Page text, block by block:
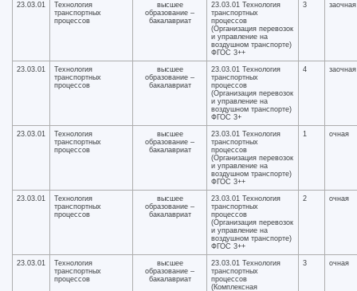
23.03.01
Технология
транспортных
процессов
высшее
образование –
бакалавриат
23.03.01 Технология
транспортных
процессов
(Организация перевозок
и управление на
воздушном транспорте)
ФГОС 3++
3 заочная
23.03.01
Технология
транспортных
процессов
высшее
образование –
бакалавриат
23.03.01 Технология
транспортных
процессов
(Организация перевозок
и управление на
воздушном транспорте)
ФГОС 3+
4 заочная
23.03.01
Технология
транспортных
процессов
высшее
образование –
бакалавриат
23.03.01 Технология
транспортных
процессов
(Организация перевозок
и управление на
воздушном транспорте)
ФГОС 3++
1 очная
23.03.01
Технология
транспортных
процессов
высшее
образование –
бакалавриат
23.03.01 Технология
транспортных
процессов
(Организация перевозок
и управление на
воздушном транспорте)
ФГОС 3++
2 очная
23.03.01
Технология
транспортных
процессов
высшее
образование –
бакалавриат
23.03.01 Технология
транспортных
процессов
(Комплексная
3 очная